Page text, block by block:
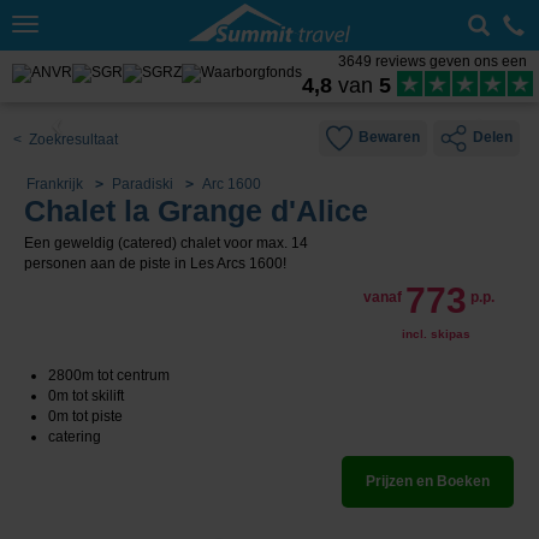
Toggle
3649 reviews geven ons een
4,8 van 5
< Zoekresultaat Bewaren Delen
Frankrijk Paradiski Arc 1600
Chalet la Grange d'Alice
Een geweldig (catered) chalet voor max. 14
personen aan de piste in Les Arcs 1600!
vanaf 773 p.p.
incl. skipas
2800m tot centrum
0m tot skilift
0m tot piste
catering
Prijzen en Boeken